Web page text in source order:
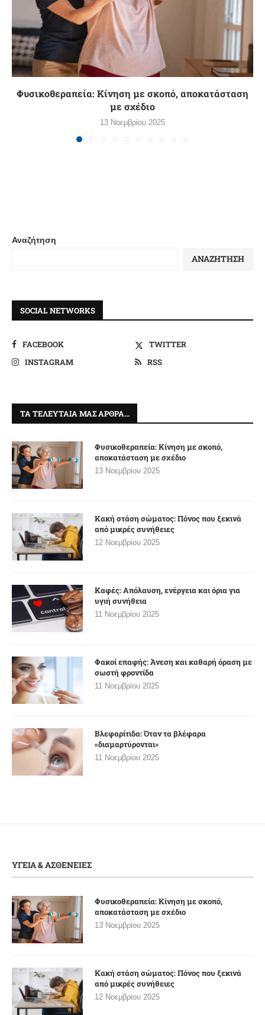
Φυσικοθεραπεία: Κίνηση με σκοπό, αποκατάσταση
με σχέδιο
13 Νοεμβρίου 2025
Αναζήτηση
ΑΝΑΖΉΤΗΣΗ
SOCIAL NETWORKS
FACEBOOK
TWITTER
INSTAGRAM
RSS
ΤΑ ΤΕΛΕΥΤΑΊΑ ΜΑΣ ΆΡΘΡΑ…
Φυσικοθεραπεία: Κίνηση με σκοπό,
αποκατάσταση με σχέδιο
13 Νοεμβρίου 2025
Κακή στάση σώματος: Πόνος που ξεκινά
από μικρές συνήθειες
12 Νοεμβρίου 2025
Καφές: Απόλαυση, ενέργεια και όρια για
υγιή συνήθεια
11 Νοεμβρίου 2025
Φακοί επαφής: Άνεση και καθαρή όραση με
σωστή φροντίδα
11 Νοεμβρίου 2025
Βλεφαρίτιδα: Όταν τα βλέφαρα
«διαμαρτύρονται»
11 Νοεμβρίου 2025
ΥΓΕΙΑ & ΑΣΘΕΝΕΙΕΣ
Φυσικοθεραπεία: Κίνηση με σκοπό,
αποκατάσταση με σχέδιο
13 Νοεμβρίου 2025
Κακή στάση σώματος: Πόνος που ξεκινά
από μικρές συνήθειες
12 Νοεμβρίου 2025